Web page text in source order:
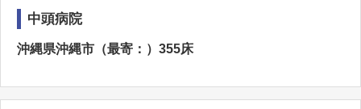
中頭病院
沖縄県沖縄市（最寄：）355床